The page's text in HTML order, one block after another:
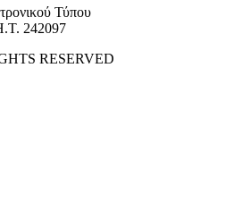
Τύπου
242097
RESERVED